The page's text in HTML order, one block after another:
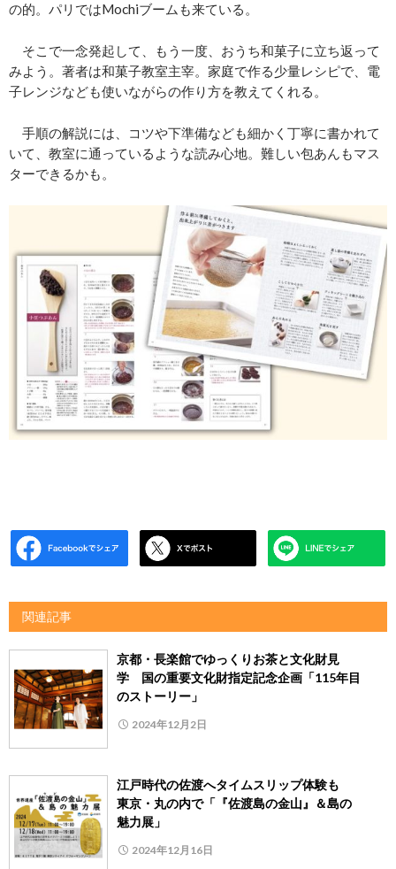
の的。パリではMochiブームも来ている。
そこで一念発起して、もう一度、おうち和菓子に立ち返って
みよう。著者は和菓子教室主宰。家庭で作る少量レシピで、電
子レンジなども使いながらの作り方を教えてくれる。
手順の解説には、コツや下準備なども細かく丁寧に書かれて
いて、教室に通っているような読み心地。難しい包あんもマス
ターできるかも。
関連記事
京都・長楽館でゆっくりお茶と文化財見
学 国の重要文化財指定記念企画「115年目
のストーリー」
2024年12月2日
江戸時代の佐渡へタイムスリップ体験も
東京・丸の内で「『佐渡島の金山』＆島の
魅力展」
2024年12月16日